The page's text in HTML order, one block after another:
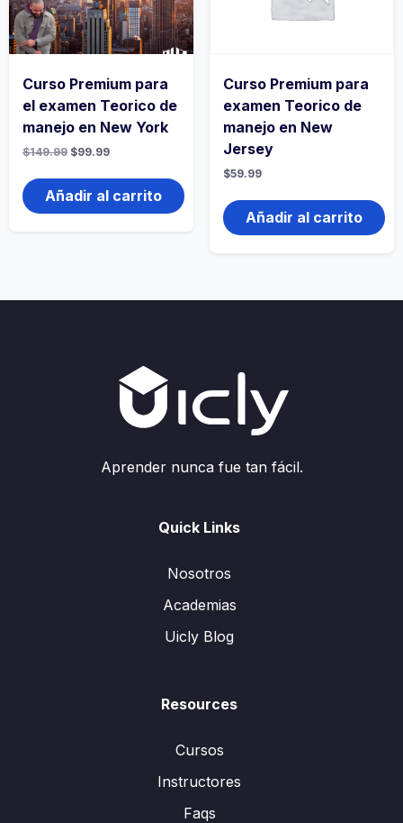
Curso Premium para
el examen Teorico de
manejo en New York
$149.99 $99.99
Añadir al carrito
Curso Premium para
examen Teorico de
manejo en New
Jersey
$59.99
Añadir al carrito
Aprender nunca fue tan fácil.
Quick Links
Nosotros
Academias
Uicly Blog
Resources
Cursos
Instructores
Faqs